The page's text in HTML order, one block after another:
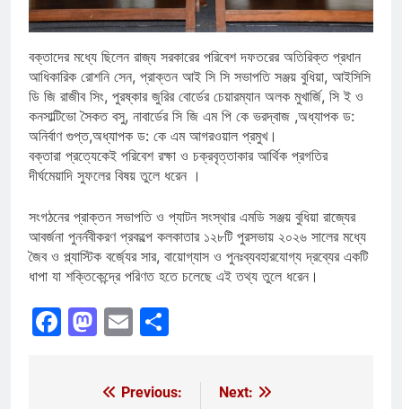
বক্তাদের মধ্যে ছিলেন রাজ্য সরকারের পরিবেশ দফতরের অতিরিক্ত প্রধান
আধিকারিক রোশনি সেন, প্রাক্তন আই সি সি সভাপতি সঞ্জয় বুধিয়া, আইসিসি
ডি জি রাজীব সিং, পুরষ্কার জুরির বোর্ডের চেয়ারম্যান অলক মুখার্জি, সি ই ও
কনসাল্টিভো সৈকত বসু, নাবার্ডের সি জি এম পি কে ভরদ্বাজ ,অধ্যাপক ড:
অনির্বাণ গুপ্ত,অধ্যাপক ড: কে এম আগরওয়াল প্রমুখ।
বক্তারা প্রত্যেকেই পরিবেশ রক্ষা ও চক্রবৃত্তাকার আর্থিক প্রগতির
দীর্ঘমেয়াদি সুফলের বিষয় তুলে ধরেন ।
সংগঠনের প্রাক্তন সভাপতি ও প্যাটন সংস্থার এমডি সঞ্জয় বুধিয়া রাজ্যের
আবর্জনা পুনর্নবীকরণ প্রকল্পে কলকাতার ১২৮টি পুরসভায় ২০২৬ সালের মধ্যে
জৈব ও প্ল্যাস্টিক বর্জ্যের সার, বায়োগ্যাস ও পুনঃব্যবহারযোগ্য দ্রব্যের একটি
ধাপা যা শক্তিকেন্দ্রে পরিণত হতে চলেছে এই তথ্য তুলে ধরেন।
Facebook
Mastodon
Email
Previous:
Next: